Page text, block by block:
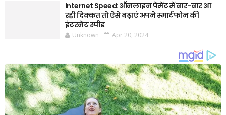
Internet Speed: ऑनलाइन पेमेंट में बार-बार आ
रही दिक्कत तो ऐसे बढ़ाएं अपने स्मार्टफोन की
इंटरनेट स्पीड
Unknown Apr 20, 2024